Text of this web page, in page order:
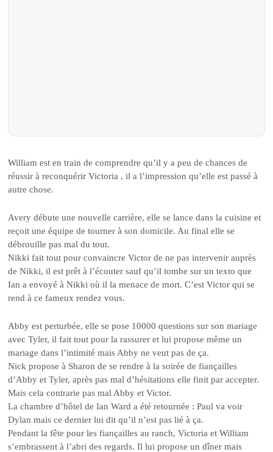
William est en train de comprendre qu’il y a peu de chances de
réussir à reconquérir Victoria , il a l’impression qu’elle est passé à
autre chose.
Avery débute une nouvelle carrière, elle se lance dans la cuisine et
reçoit une équipe de tourner à son domicile. Au final elle se
débrouille pas mal du tout.
Nikki fait tout pour convaincre Victor de ne pas intervenir auprès
de Nikki, il est prêt à l’écouter sauf qu’il tombe sur un texto que
Ian a envoyé à Nikki où il la menace de mort. C’est Victor qui se
rend à ce fameux rendez vous.
Abby est perturbée, elle se pose 10000 questions sur son mariage
avec Tyler, il fait tout pour la rassurer et lui propose même un
mariage dans l’intimité mais Abby ne veut pas de ça.
Nick propose à Sharon de se rendre à la soirée de fiançailles
d’Abby et Tyler, après pas mal d’hésitations elle finit par accepter.
Mais cela contrarie pas mal Abby et Victor.
La chambre d’hôtel de Ian Ward a été retournée : Paul va voir
Dylan mais ce dernier lui dit qu’il n’est pas lié à ça.
Pendant la fête pour les fiançailles au ranch, Victoria et William
s’embrassent à l’abri des regards. Il lui propose un dîner mais